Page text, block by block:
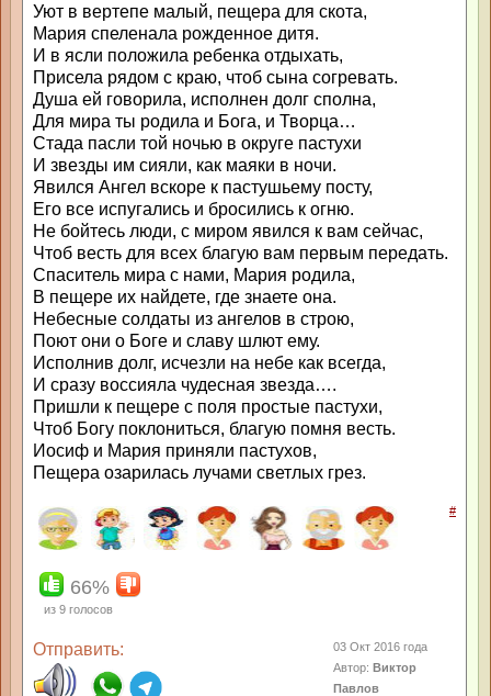
Уют в вертепе малый, пещера для скота,
Мария спеленала рожденное дитя.
И в ясли положила ребенка отдыхать,
Присела рядом с краю, чтоб сына согревать.
Душа ей говорила, исполнен долг сполна,
Для мира ты родила и Бога, и Творца…
Стада пасли той ночью в округе пастухи
И звезды им сияли, как маяки в ночи.
Явился Ангел вскоре к пастушьему посту,
Его все испугались и бросились к огню.
Не бойтесь люди, с миром явился к вам сейчас,
Чтоб весть для всех благую вам первым передать.
Спаситель мира с нами, Мария родила,
В пещере их найдете, где знаете она.
Небесные солдаты из ангелов в строю,
Поют они о Боге и славу шлют ему.
Исполнив долг, исчезли на небе как всегда,
И сразу воссияла чудесная звезда….
Пришли к пещере с поля простые пастухи,
Чтоб Богу поклониться, благую помня весть.
Иосиф и Мария приняли пастухов,
Пещера озарилась лучами светлых грез.
#
66%
из 9 голосов
Отправить:
03 Окт 2016 года
Автор:Виктор
Павлов